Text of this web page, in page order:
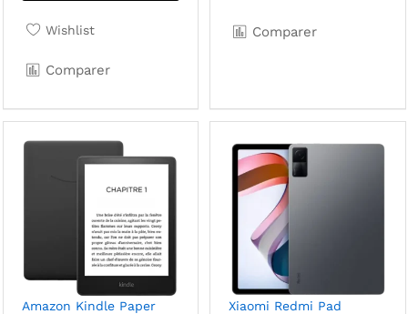
Wishlist
Comparer
Comparer
Amazon Kindle Paper
Xiaomi Redmi Pad